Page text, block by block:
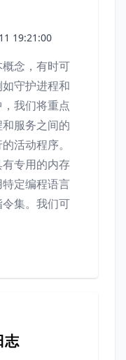
19:21:00
念，有时可
守护进程和
我们将重点
服务之间的
活动程序。
专用的内存
定编程语言
集。我们可
志